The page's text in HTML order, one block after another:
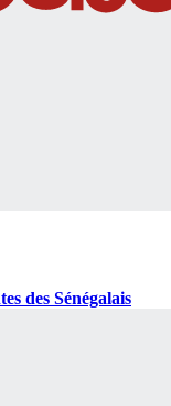
des Sénégalais